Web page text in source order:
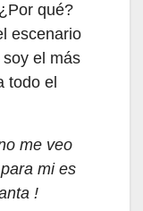
qué?
escenario
el más
todo el
me veo
mi es
!